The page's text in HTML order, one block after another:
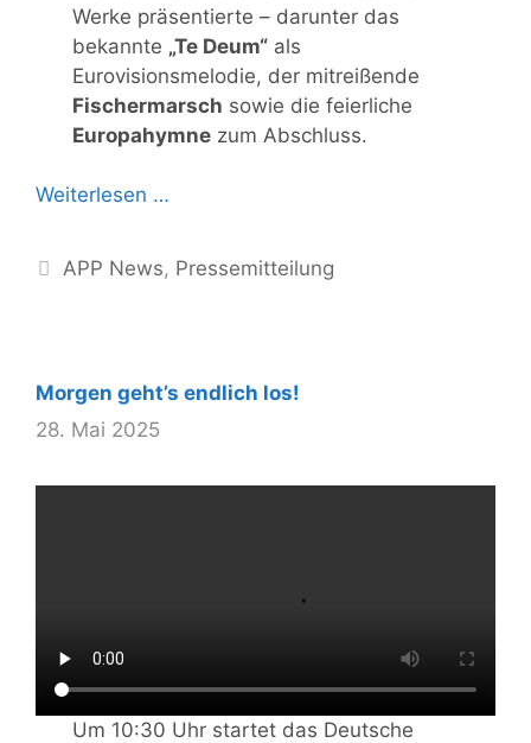
Werke präsentierte – darunter das
bekannte „Te Deum“ als
Eurovisionsmelodie, der mitreißende
Fischermarsch sowie die feierliche
Europahymne zum Abschluss.
Weiterlesen …
Kategorien
APP News, Pressemitteilung
Morgen geht’s endlich los!
28. Mai 2025
Um 10:30 Uhr startet das Deutsche